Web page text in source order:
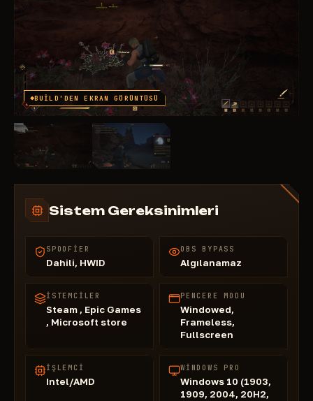
BUILD'DEN EKRAN GÖRÜNTÜSÜ
Sistem Gereksinimleri
SPOOFIER
Dahili, HWID
OBS BYPASS
Algılanamaz
İSTEMCILER
Steam , Epic Games
, Microsoft store
PENCERE MODU
Windowed,
Frameless,
Fullscreen
İŞLEMCI
Intel/AMD
WINDOWS PRO
Windows 10 (1903,
1909, 2004, 20H2,